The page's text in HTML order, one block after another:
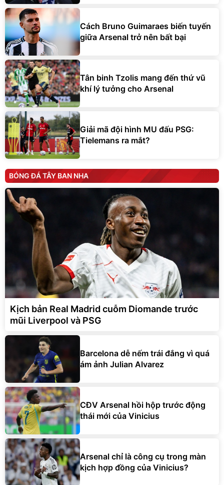
Cách Bruno Guimaraes biến tuyến
giữa Arsenal trở nên bất bại
Tân binh Tzolis mang đến thứ vũ
khí lý tưởng cho Arsenal
Giải mã đội hình MU đấu PSG:
Tielemans ra mắt?
BÓNG ĐÁ TÂY BAN NHA
Kịch bản Real Madrid cuỗm Diomande trước
mũi Liverpool và PSG
Barcelona dễ nếm trái đắng vì quá
ám ảnh Julian Alvarez
CĐV Arsenal hồi hộp trước động
thái mới của Vinicius
Arsenal chỉ là công cụ trong màn
kịch hợp đồng của Vinicius?